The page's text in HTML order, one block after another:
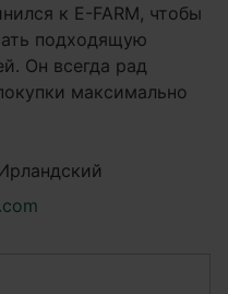
к E-FARM, чтобы
подходящую
Он всегда рад
максимально